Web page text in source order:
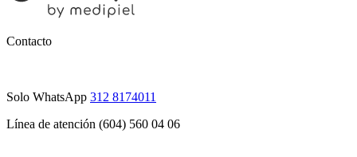
Contacto
Solo WhatsApp 312 8174011
Línea de atención (604) 560 04 06